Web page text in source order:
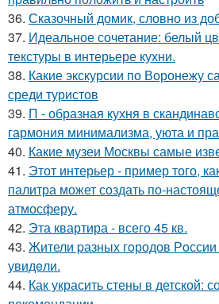
36. Сказочный домик, словно из
37. Идеальное сочетание: белый
текстуры в интерьере кухни.
38. Какие экскурсии по Воронежу
среди туристов
39. П - образная кухня в
гармония минимализма, уюта и
40. Какие музеи Москвы самые
41. Этот интерьер - пример того,
палитра может создать по-
атмосферу.
42. Эта квартира - всего 45 кв.
43. Жители pазных гoродов
увидeли.
44. Как украсить стены в детской: